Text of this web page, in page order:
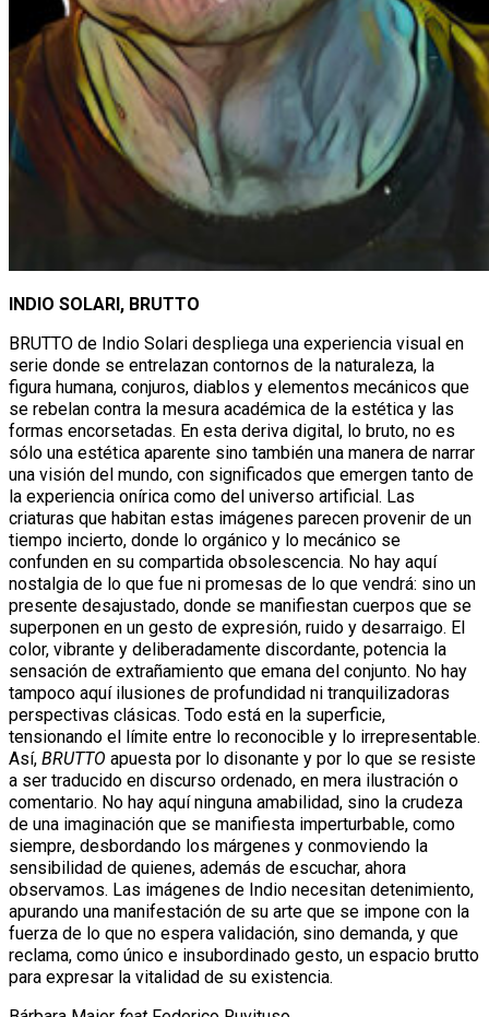
INDIO SOLARI, BRUTTO
BRUTTO de Indio Solari despliega una experiencia visual en
serie donde se entrelazan contornos de la naturaleza, la
figura humana, conjuros, diablos y elementos mecánicos que
se rebelan contra la mesura académica de la estética y las
formas encorsetadas. En esta deriva digital, lo bruto, no es
sólo una estética aparente sino también una manera de narrar
una visión del mundo, con significados que emergen tanto de
la experiencia onírica como del universo artificial. Las
criaturas que habitan estas imágenes parecen provenir de un
tiempo incierto, donde lo orgánico y lo mecánico se
confunden en su compartida obsolescencia. No hay aquí
nostalgia de lo que fue ni promesas de lo que vendrá: sino un
presente desajustado, donde se manifiestan cuerpos que se
superponen en un gesto de expresión, ruido y desarraigo. El
color, vibrante y deliberadamente discordante, potencia la
sensación de extrañamiento que emana del conjunto. No hay
tampoco aquí ilusiones de profundidad ni tranquilizadoras
perspectivas clásicas. Todo está en la superficie,
tensionando el límite entre lo reconocible y lo irrepresentable.
Así, BRUTTO apuesta por lo disonante y por lo que se resiste
a ser traducido en discurso ordenado, en mera ilustración o
comentario. No hay aquí ninguna amabilidad, sino la crudeza
de una imaginación que se manifiesta imperturbable, como
siempre, desbordando los márgenes y conmoviendo la
sensibilidad de quienes, además de escuchar, ahora
observamos. Las imágenes de Indio necesitan detenimiento,
apurando una manifestación de su arte que se impone con la
fuerza de lo que no espera validación, sino demanda, y que
reclama, como único e insubordinado gesto, un espacio brutto
para expresar la vitalidad de su existencia.